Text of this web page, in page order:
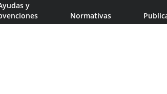
window.
y
Normativas